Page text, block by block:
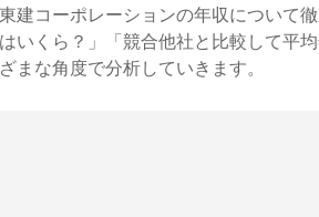
東建コーポレーションの年収について
はいくら？」「競合他社と比較して平
ざまな角度で分析していきます。